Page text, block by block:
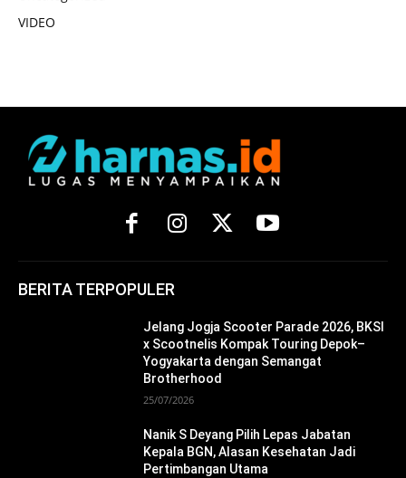
VIDEO
BERITA TERPOPULER
Jelang Jogja Scooter Parade 2026, BKSI
x Scootnelis Kompak Touring Depok–
Yogyakarta dengan Semangat
Brotherhood
25/07/2026
Nanik S Deyang Pilih Lepas Jabatan
Kepala BGN, Alasan Kesehatan Jadi
Pertimbangan Utama